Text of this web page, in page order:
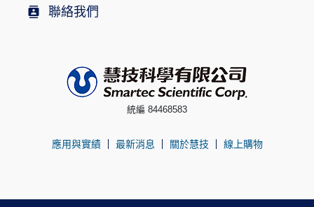
聯絡我們
統編 84468583
應用與實績 最新消息 關於慧技 線上購物